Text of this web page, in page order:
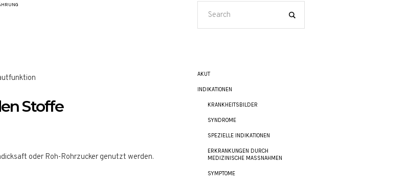
Stoffe
oder Roh-Rohrzucker genutzt werden.
AKUT
INDIKATIONEN
KRANKHEITSBILDER
SYNDROME
SPEZIELLE INDIKATIONEN
ERKRANKUNGEN DURCH
MEDIZINISCHE MASSNAHMEN
SYMPTOME